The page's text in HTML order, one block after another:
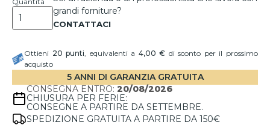
grandi forniture?
Ottieni 20 punti, equivalenti a 4,00 € di sconto per il prossimo
acquisto
5 ANNI DI GARANZIA GRATUITA
CONSEGNA ENTRO: 20/08/2026
CHIUSURA PER FERIE:
CONSEGNE A PARTIRE DA SETTEMBRE.
SPEDIZIONE GRATUITA A PARTIRE DA 150€